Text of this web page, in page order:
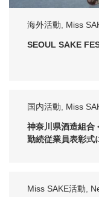
海外活動 Miss
SEOUL SAKE
国内活動 Miss
神奈川県酒造組合
勤続従業員表彰
Miss SAKE活動